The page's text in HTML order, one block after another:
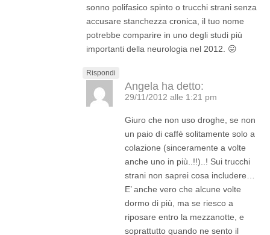
sonno polifasico spinto o trucchi strani senza
accusare stanchezza cronica, il tuo nome
potrebbe comparire in uno degli studi più
importanti della neurologia nel 2012. 😛
Rispondi
Angela ha detto:
29/11/2012 alle 1:21 pm
Giuro che non uso droghe, se non
un paio di caffè solitamente solo a
colazione (sinceramente a volte
anche uno in più..!!)..! Sui trucchi
strani non saprei cosa includere…
E’ anche vero che alcune volte
dormo di più, ma se riesco a
riposare entro la mezzanotte, e
soprattutto quando ne sento il